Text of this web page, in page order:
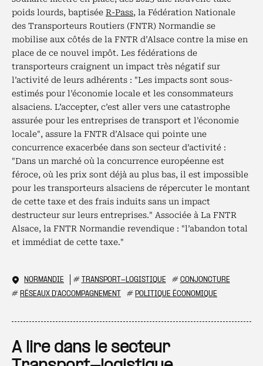
poids lourds, baptisée R-Pass, la Fédération Nationale
des Transporteurs Routiers (FNTR) Normandie se
mobilise aux côtés de la FNTR d’Alsace contre la mise en
place de ce nouvel impôt. Les fédérations de
transporteurs craignent un impact très négatif sur
l’activité de leurs adhérents : "Les impacts sont sous-
estimés pour l’économie locale et les consommateurs
alsaciens. L’accepter, c’est aller vers une catastrophe
assurée pour les entreprises de transport et l’économie
locale", assure la FNTR d’Alsace qui pointe une
concurrence exacerbée dans son secteur d’activité :
"Dans un marché où la concurrence européenne est
féroce, où les prix sont déjà au plus bas, il est impossible
pour les transporteurs alsaciens de répercuter le montant
de cette taxe et des frais induits sans un impact
destructeur sur leurs entreprises." Associée à La FNTR
Alsace, la FNTR Normandie revendique : "l’abandon total
et immédiat de cette taxe."
NORMANDIE # TRANSPORT-LOGISTIQUE # CONJONCTURE
# RÉSEAUX D'ACCOMPAGNEMENT # POLITIQUE ÉCONOMIQUE
A lire dans le secteur